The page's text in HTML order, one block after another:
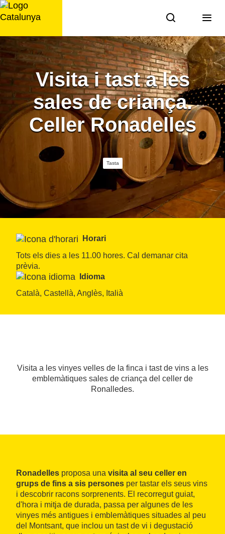
Saltar
al
Visita i tast a les
sales de criança.
Celler Ronadelles
Tasta
Horari
Tots els dies a les 11.00 hores. Cal demanar cita
prèvia.
Idioma
Català, Castellà, Anglès, Italià
Visita a les vinyes velles de la finca i tast de vins a les
emblemàtiques sales de criança del celler de
Ronalledes.
Ronadelles proposa una visita al seu celler en
grups de fins a sis persones per tastar els seus vins
i descobrir racons sorprenents. El recorregut guiat,
d'hora i mitja de durada, passa per algunes de les
vinyes més antigues i emblemàtiques situades al peu
del Montsant, que inclou un tast de vi i degustació